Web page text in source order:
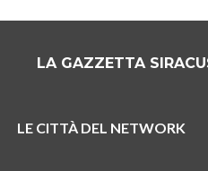
LA GAZZETTA
LE CITTÀ DEL NETWORK